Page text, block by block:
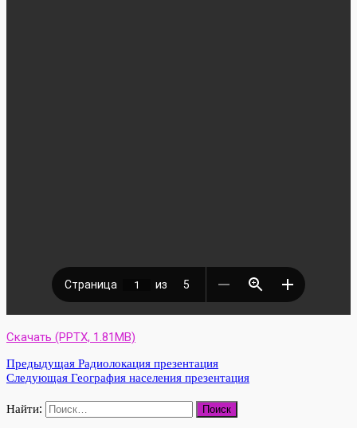
Скачать (PPTX, 1.81MB)
Предыдущая Радиолокация презентация
Следующая География населения презентация
Найти: